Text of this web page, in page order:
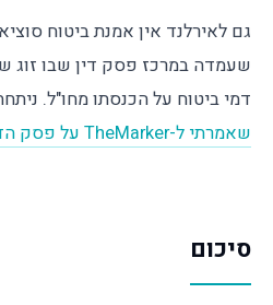
גם לאירלנד אין אמנת ביטוח
שעמדה במרכז פסק דין שבו זוג
דמי ביטוח על הכנסתו מחו"ל.
שאמרתי ל-TheMarker על פסק הדין מאירלנד
סיכום